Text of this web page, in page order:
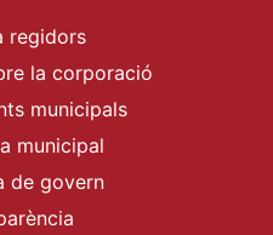
regidors
la corporació
municipals
municipal
de govern